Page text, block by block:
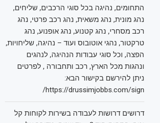
התחומים, נהיגה בכל סוגי הרכבים, שליחים,
נהג מונית, נהג משאית, נהג רכב פרטי, נהג
רכב מסחרי, נהג קטנוע, נהג אופנוע, נהג
טרקטור, נהגי אוטובוס ועוד – נהיגה, שליחויות,
הפצה, וכל סוגי עבודות הנהיגה, לנהגים
ונהגות מכל הארץ, רכב ותחבורה , לפרטים
ניתן להירשם בקישור הבא:
https://drussimjobbs.com/sign/
דרושים דרושות לעבודה בשירות לקוחות קל